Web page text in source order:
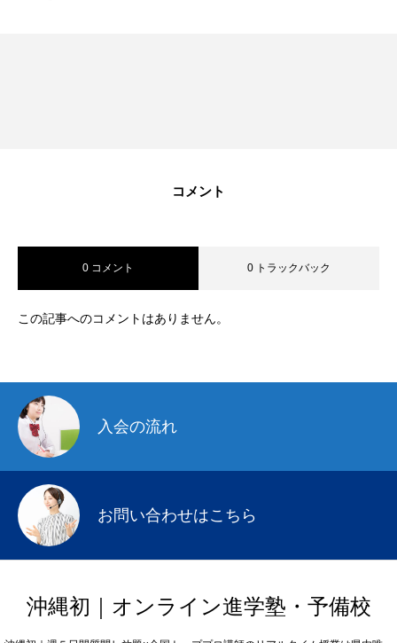
コメント
0 コメント 0 トラックバック
この記事へのコメントはありません。
入会の流れ
お問い合わせはこちら
沖縄初｜オンライン進学塾・予備校